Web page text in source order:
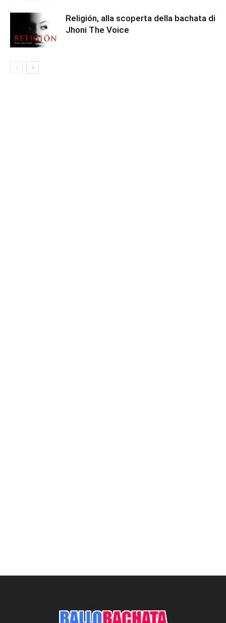
Religión, alla scoperta della bachata di
Jhoni The Voice